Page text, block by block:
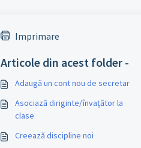
Imprimare
Articole din acest folder -
Adaugă un cont nou de secretar
Asociază diriginte/învațător la
clase
Creează discipline noi